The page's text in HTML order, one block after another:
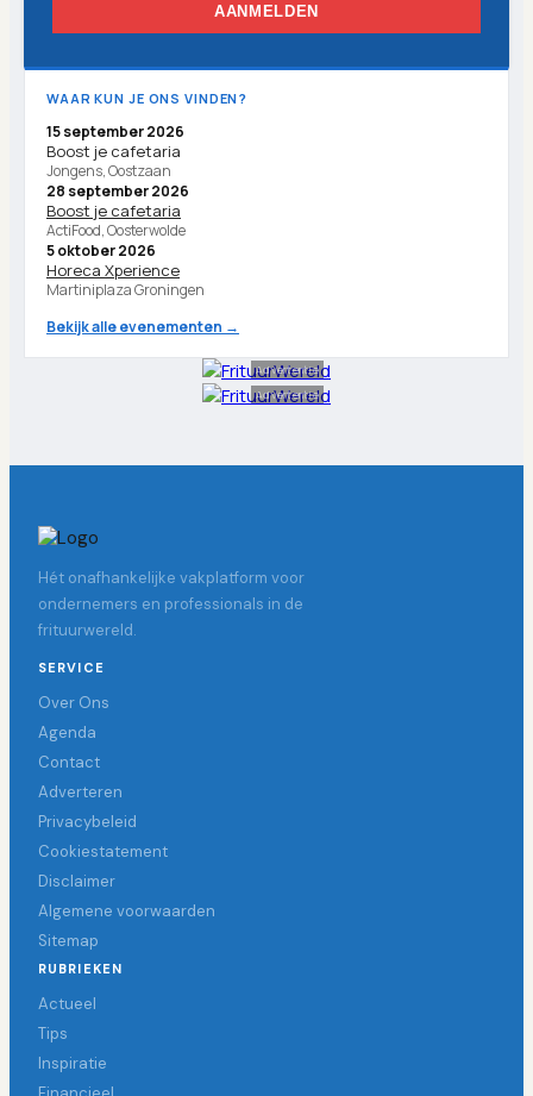
AANMELDEN
WAAR KUN JE ONS VINDEN?
15 september 2026
Boost je cafetaria
Jongens, Oostzaan
28 september 2026
Boost je cafetaria
ActiFood, Oosterwolde
5 oktober 2026
Horeca Xperience
Martiniplaza Groningen
Bekijk alle evenementen →
Advertentie
Advertentie
Hét onafhankelijke vakplatform voor
ondernemers en professionals in de
frituurwereld.
SERVICE
Over Ons
Agenda
Contact
Adverteren
Privacybeleid
Cookiestatement
Disclaimer
Algemene voorwaarden
Sitemap
RUBRIEKEN
Actueel
Tips
Inspiratie